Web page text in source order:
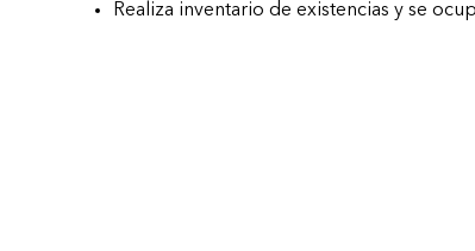
Realiza inventario de existencias y se